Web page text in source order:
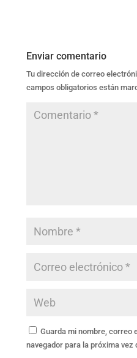
Enviar comentario
Tu dirección de correo
campos obligatorios están
Guarda mi nombre, correo
navegador para la próxima vez